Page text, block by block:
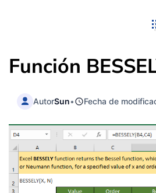
Función
AutorSun• Fecha de